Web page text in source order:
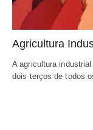
Agricultura
A agricultura
dois terços de todos